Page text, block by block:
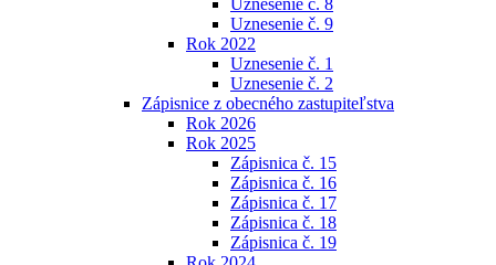
Uznesenie č. 8
Uznesenie č. 9
Rok 2022
Uznesenie č. 1
Uznesenie č. 2
Zápisnice z obecného zastupiteľstva
Rok 2026
Rok 2025
Zápisnica č. 15
Zápisnica č. 16
Zápisnica č. 17
Zápisnica č. 18
Zápisnica č. 19